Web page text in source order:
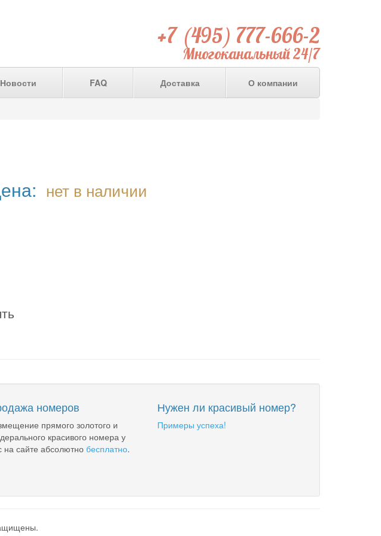
+7 (495) 777-666-2
Многоканальный 24/7
Новости FAQ Доставка О компании
нет в наличии
номеров
прямого золотого и
красивого номера у
на сайте абсолютно бесплатно.
Нужен ли красивый номер?
Примеры успеха!